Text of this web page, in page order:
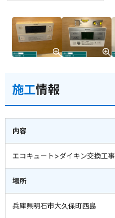
施工情報
内容
エコキュート>ダイキン交換工事
場所
兵庫県明石市大久保町西島